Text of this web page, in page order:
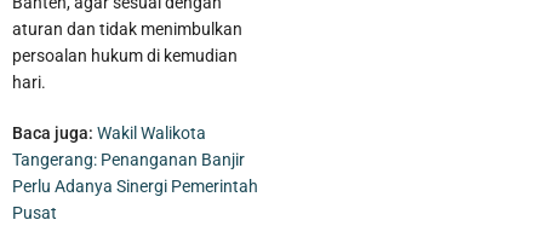
Pelaku Pencurian Sepeda Motor Beserta Penadahnya Dibekuk
aturan dan tidak menimbulkan
persoalan hukum di kemudian
hari.
Baca juga: Wakil Walikota
Tangerang: Penanganan Banjir
Perlu Adanya Sinergi Pemerintah
Pusat